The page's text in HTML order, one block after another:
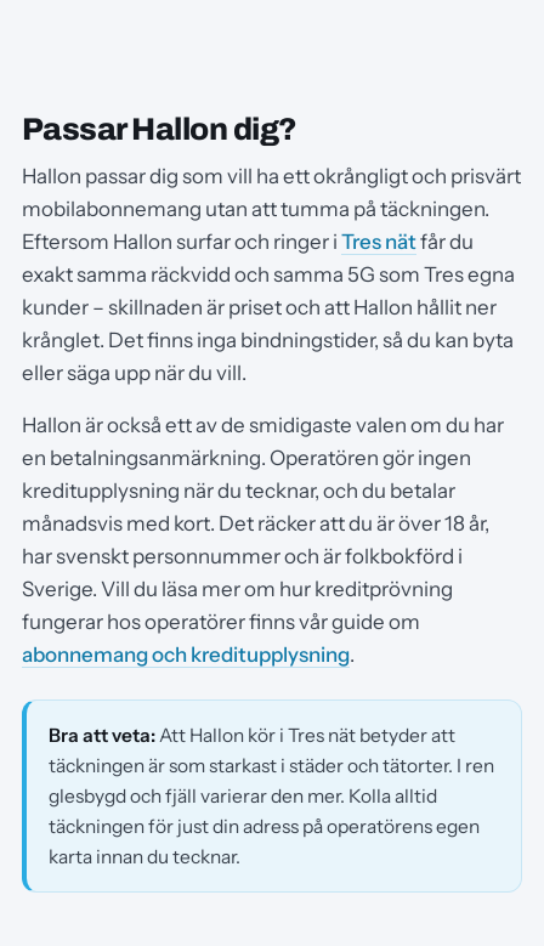
Passar Hallon dig?
Hallon passar dig som vill ha ett okrångligt och prisvärt
mobilabonnemang utan att tumma på täckningen.
Eftersom Hallon surfar och ringer i Tres nätfår du
exakt samma räckvidd och samma 5G som Tres egna
kunder – skillnaden är priset och att Hallon hållit ner
krånglet. Det finns inga bindningstider, så du kan byta
eller säga upp när du vill.
Hallon är också ett av de smidigaste valen om du har
en betalningsanmärkning. Operatören gör ingen
kreditupplysning när du tecknar, och du betalar
månadsvis med kort. Det räcker att du är över 18 år,
har svenskt personnummer och är folkbokförd i
Sverige. Vill du läsa mer om hur kreditprövning
fungerar hos operatörer finns vår guide om
abonnemang och kreditupplysning.
Bra att veta:Att Hallon kör i Tres nät betyder att
täckningen är som starkast i städer och tätorter. I ren
glesbygd och fjäll varierar den mer. Kolla alltid
täckningen för just din adress på operatörens egen
karta innan du tecknar.